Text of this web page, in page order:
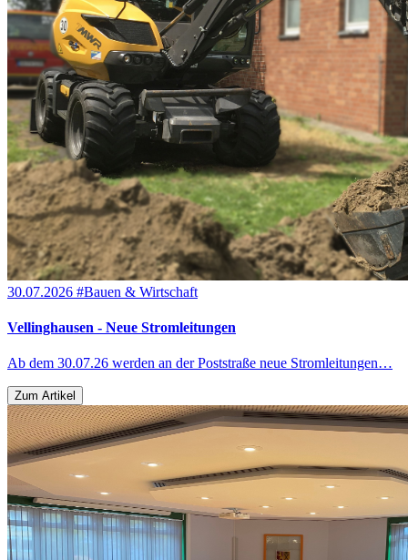
30.07.2026 #Bauen & Wirtschaft
Vellinghausen - Neue Stromleitungen
Ab dem 30.07.26 werden an der Poststraße neue Stromleitungen…
Zum Artikel